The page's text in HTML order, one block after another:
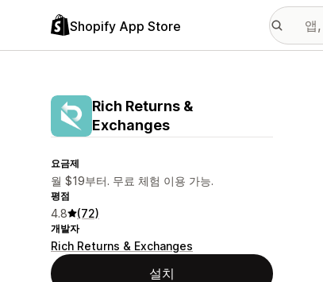
Shopify App Store
Rich Returns &
Exchanges
요금제
월 $19부터. 무료 체험 이용 가능.
평점
4.8 (72)
개발자
Rich Returns & Exchanges
설치